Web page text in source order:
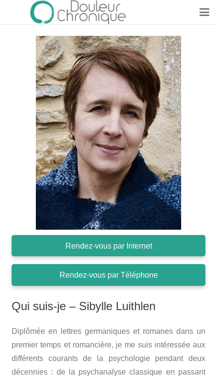
Qui suis-je – Sibylle Luithlen
Diplômée en lettres germaniques et romanes dans un
premier temps et romancière, je me suis intéressée aux
différents courants de la psychologie pendant deux
décennies : de la psychanalyse classique en passant
Rendez-vous par Internet
Rendez-vous par Téléphone